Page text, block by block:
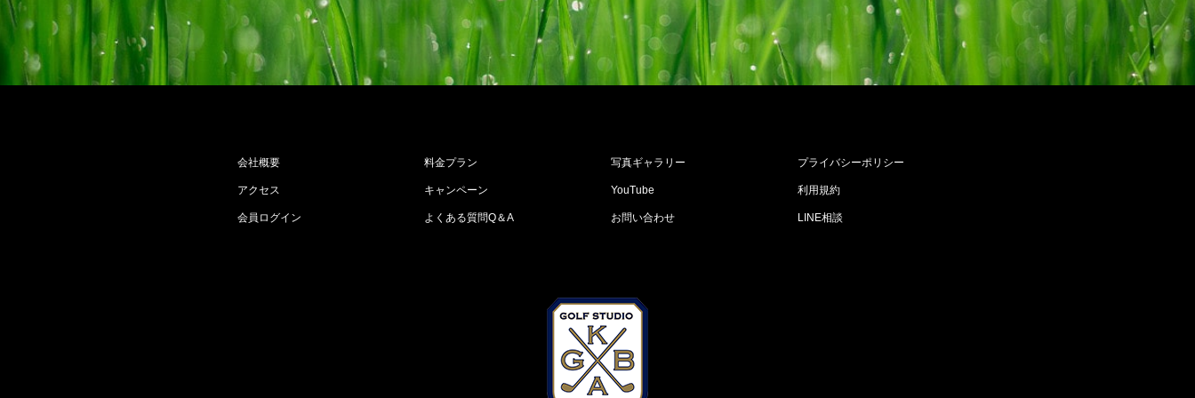
会社概要
アクセス
会員ログイン
料金プラン
キャンペーン
よくある質問Q＆A
写真ギャラリー
YouTube
お問い合わせ
プライバシーポリシー
利用規約
LINE相談